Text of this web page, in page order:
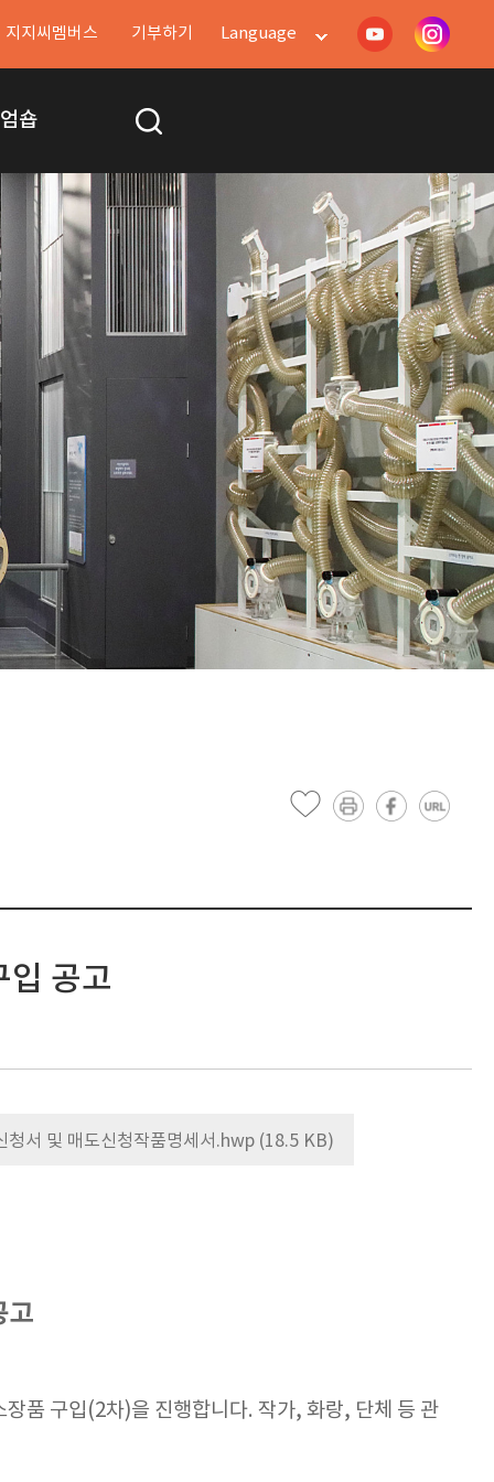
지지씨멤버스 기부하기 Language
숍
공고
청서 및 매도신청작품명세서.hwp (18.5 KB)
고
품 구입(2차)을 진행합니다. 작가, 화랑, 단체 등 관